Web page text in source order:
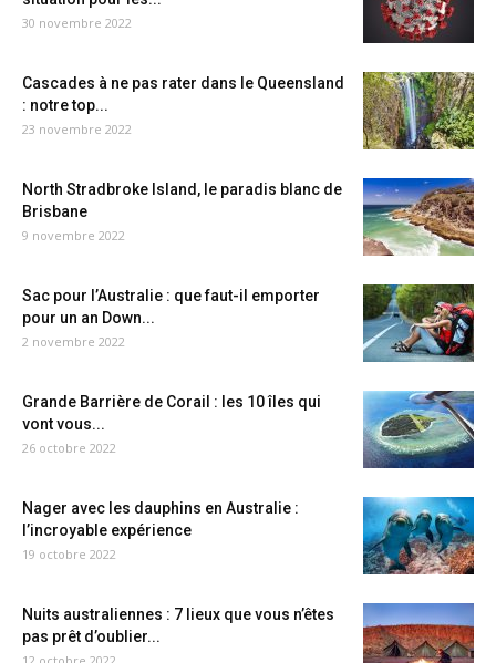
30 novembre 2022
Cascades à ne pas rater dans le Queensland
: notre top...
23 novembre 2022
North Stradbroke Island, le paradis blanc de
Brisbane
9 novembre 2022
Sac pour l’Australie : que faut-il emporter
pour un an Down...
2 novembre 2022
Grande Barrière de Corail : les 10 îles qui
vont vous...
26 octobre 2022
Nager avec les dauphins en Australie :
l’incroyable expérience
19 octobre 2022
Nuits australiennes : 7 lieux que vous n’êtes
pas prêt d’oublier...